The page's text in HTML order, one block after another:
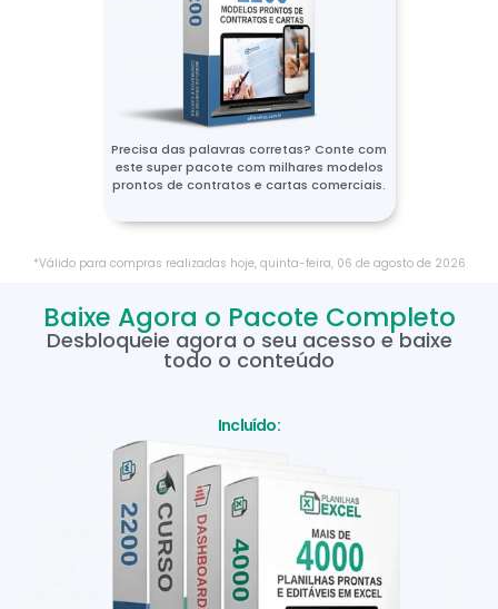
Precisa das palavras corretas? Conte com
este super pacote com milhares modelos
prontos de contratos e cartas comerciais.
*Válido para compras realizadas hoje, quinta-feira, 06 de agostode 2026
Baixe Agora o Pacote Completo
Desbloqueie agora o seu acesso e baixe
todo o conteúdo
Incluído: